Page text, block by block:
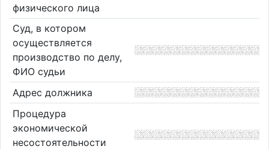
физического лица
Суд, в котором
осуществляется
производство по делу,
ФИО судьи
Адрес должника
Процедура
экономической
несостоятельности